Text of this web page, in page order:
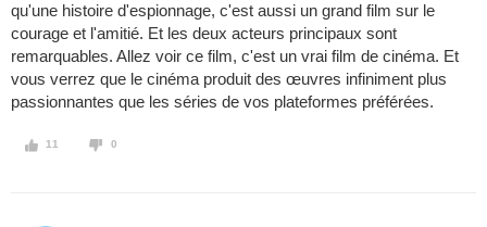
qu'une histoire d'espionnage, c'est aussi un grand film sur le
courage et l'amitié. Et les deux acteurs principaux sont
remarquables. Allez voir ce film, c'est un vrai film de cinéma. Et
vous verrez que le cinéma produit des œuvres infiniment plus
passionnantes que les séries de vos plateformes préférées.
11 0